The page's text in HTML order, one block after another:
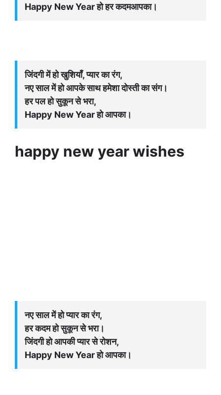
Happy New Year हो हर कदमआपका।
जिंदगी में हो खुशियाँ, प्यार का रंग,
नए साल में हो आपके साथ हमेशा दोस्ती का संग।
हर पल हो सुकून से भरा,
Happy New Year हो आपका।
happy new year wishes
नए साल में हो प्यार का रंग,
हर कदम हो सुकून से भरा।
जिंदगी हो आपकी प्यार से रोशन,
Happy New Year हो आपका।